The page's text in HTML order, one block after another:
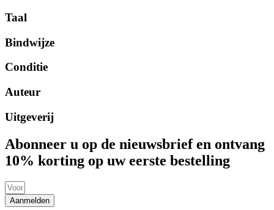
Taal
Bindwijze
Conditie
Auteur
Uitgeverij
Abonneer u op de nieuwsbrief en ontvang
10% korting op uw eerste bestelling
Aanmelden